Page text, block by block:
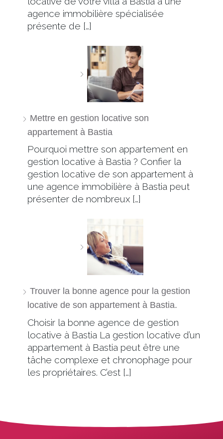
agence immobilière spécialisée
présente de […]
Mettre en gestion locative son
appartement à Bastia
Pourquoi mettre son appartement en
gestion locative à Bastia ? Confier la
gestion locative de son appartement à
une agence immobilière à Bastia peut
présenter de nombreux […]
Trouver la bonne agence pour la gestion
locative de son appartement à Bastia.
Choisir la bonne agence de gestion
locative à Bastia La gestion locative d’un
appartement à Bastia peut être une
tâche complexe et chronophage pour
les propriétaires. C’est […]